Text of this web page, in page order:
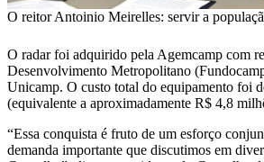
O reitor Antoinio Meirelles: servir a
O radar foi adquirido pela Agemcamp com
Desenvolvimento Metropolitano
Unicamp. O custo total do equipamento foi
(equivalente a aproximadamente R$ 4,8
“Essa conquista é fruto de um esforço
demanda importante que discutimos em